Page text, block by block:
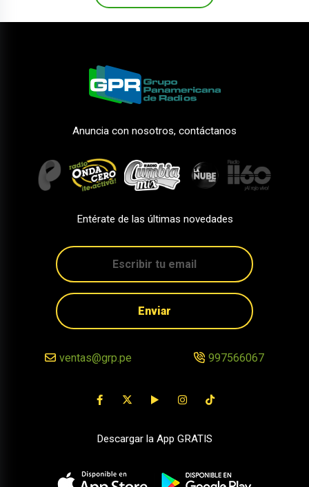
Anuncia con nosotros, contáctanos
Entérate de las últimas novedades
Enviar
ventas@grp.pe 997566067
Descargar la App GRATIS